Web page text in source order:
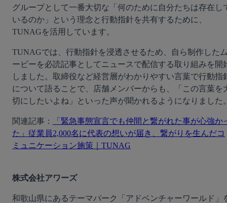
グループとして一番大切な「何のために自分たちは存在し
いるのか」という理念と行動指針を共有するために、
TUNAGを活用しています。
TUNAGでは、行動指針を浸透させるため、自ら制作した
ービーを必読記事としてニュースで配信する取り組みを開
しました。取締役など経営層がわかりやすい言葉で行動指
について語ることで、店舗メンバーからも、「この言葉を
切にしたいよね」といった声が聞かれるようになりました
関連記事：
「緊急事態宣言でも仲間と繋がれた事が心強か
た」従業員2,000名に代表の想いが届き、繋がりを生んだコ
ミュニケーション施策｜TUNAG
株式会社アワーズ
和歌山県にあるテーマパーク「アドベンチャーワールド」